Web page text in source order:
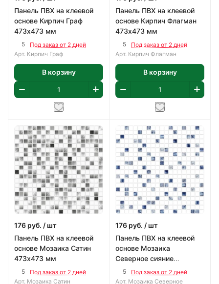
Панель ПВХ на клеевой
основе Кирпич Граф
473х473 мм
5
Под заказ от 2 дней
Арт. Кирпич Граф
В корзину
Панель ПВХ на клеевой
основе Кирпич Флагман
473х473 мм
5
Под заказ от 2 дней
Арт. Кирпич Флагман
В корзину
176 руб. / шт
Панель ПВХ на клеевой
основе Мозаика Сатин
473х473 мм
5
Под заказ от 2 дней
Арт. Мозаика Сатин
176 руб. / шт
Панель ПВХ на клеевой
основе Мозаика
Северное сияние
473х473 мм
5
Под заказ от 2 дней
Арт. Мозаика Северное